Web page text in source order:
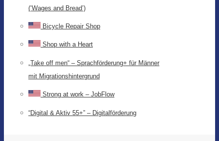
(‘Wages and Bread’)
Bicycle Repair Shop
Shop with a Heart
„Take off men“ – Sprachförderung+ für Männer
mit Migrationshintergrund
Strong at work – JobFlow
“Digital & Aktiv 55+” – Digitalförderung